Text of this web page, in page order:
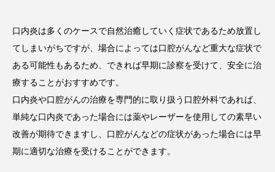
口内炎は多くのケースで自然治癒していく症状であるため放置し
てしまいがちですが、場合によっては口腔がんなど重大な症状で
ある可能性もあるため、できれば早期に診察を受けて、安全に治
療することがおすすめです。
口内炎や口腔がんの治療を専門的に取り扱う口腔外科であれば、
単純な口内炎であった場合には薬やレーザーを使用しての素早い
改善が期待できますし、口腔がんなどの症状があった場合には早
期に適切な治療を受けることができます。